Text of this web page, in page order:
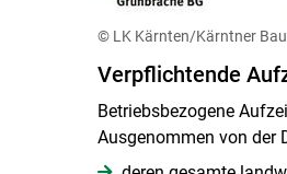
© LK Kärnten/Kärntner
Verpflichtende
Betriebsbezogene
Ausgenommen von der